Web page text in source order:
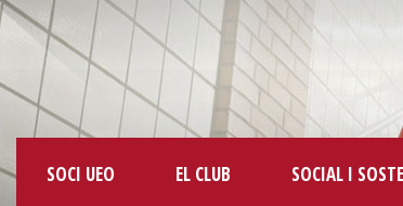
SOCI UEO EL CLUB SOCIAL I